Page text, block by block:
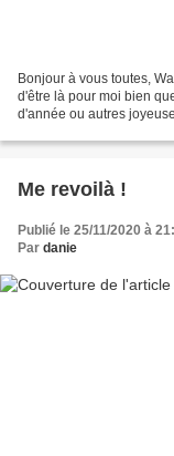
Bonjour à vous toutes,
d'être là pour moi bien
d'année ou autres
Me revoilà !
Publié le 25/11/2020 à
Par danie